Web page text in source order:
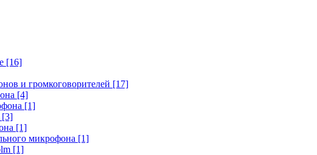
[16]
и громкоговорителей [17]
[4]
[1]
[3]
[1]
микрофона [1]
[1]